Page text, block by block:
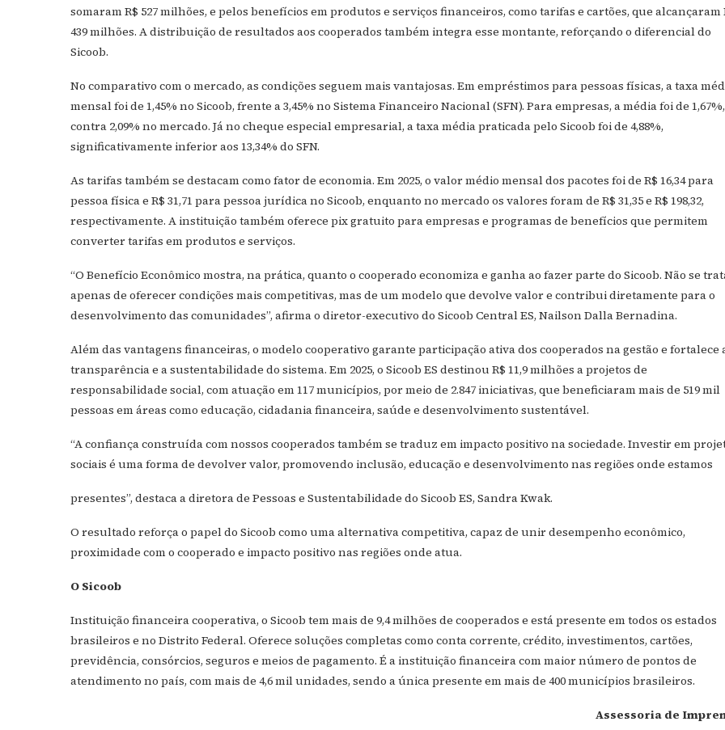
somaram R$ 527 milhões, e pelos benefícios em produtos e serviços financeiros, como tarifas e cartões, que alcançaram
439 milhões. A distribuição de resultados aos cooperados também integra esse montante, reforçando o diferencial do
Sicoob.
No comparativo com o mercado, as condições seguem mais vantajosas. Em empréstimos para pessoas físicas, a taxa
mensal foi de 1,45% no Sicoob, frente a 3,45% no Sistema Financeiro Nacional (SFN). Para empresas, a média foi de 1,67%,
contra 2,09% no mercado. Já no cheque especial empresarial, a taxa média praticada pelo Sicoob foi de 4,88%,
significativamente inferior aos 13,34% do SFN.
As tarifas também se destacam como fator de economia. Em 2025, o valor médio mensal dos pacotes foi de R$ 16,34 para
pessoa física e R$ 31,71 para pessoa jurídica no Sicoob, enquanto no mercado os valores foram de R$ 31,35 e R$ 198,32,
respectivamente. A instituição também oferece pix gratuito para empresas e programas de benefícios que permitem
converter tarifas em produtos e serviços.
“O Benefício Econômico mostra, na prática, quanto o cooperado economiza e ganha ao fazer parte do Sicoob. Não se
apenas de oferecer condições mais competitivas, mas de um modelo que devolve valor e contribui diretamente para o
desenvolvimento das comunidades”, afirma o diretor-executivo do Sicoob Central ES, Nailson Dalla Bernadina.
Além das vantagens financeiras, o modelo cooperativo garante participação ativa dos cooperados na gestão e fortalece
transparência e a sustentabilidade do sistema. Em 2025, o Sicoob ES destinou R$ 11,9 milhões a projetos de
responsabilidade social, com atuação em 117 municípios, por meio de 2.847 iniciativas, que beneficiaram mais de 519 mil
pessoas em áreas como educação, cidadania financeira, saúde e desenvolvimento sustentável.
“A confiança construída com nossos cooperados também se traduz em impacto positivo na sociedade. Investir em
sociais é uma forma de devolver valor, promovendo inclusão, educação e desenvolvimento nas regiões onde estamos
presentes”, destaca a diretora de Pessoas e Sustentabilidade do Sicoob ES, Sandra Kwak.
O resultado reforça o papel do Sicoob como uma alternativa competitiva, capaz de unir desempenho econômico,
proximidade com o cooperado e impacto positivo nas regiões onde atua.
O Sicoob
Instituição financeira cooperativa, o Sicoob tem mais de 9,4 milhões de cooperados e está presente em todos os estados
brasileiros e no Distrito Federal. Oferece soluções completas como conta corrente, crédito, investimentos, cartões,
previdência, consórcios, seguros e meios de pagamento. É a instituição financeira com maior número de pontos de
atendimento no país, com mais de 4,6 mil unidades, sendo a única presente em mais de 400 municípios brasileiros.
Assessoria de